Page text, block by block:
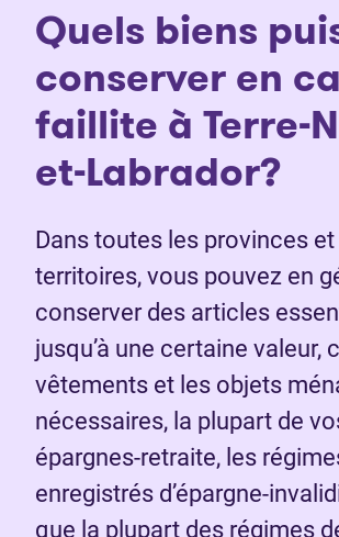
Quels biens
conserver en
faillite à Terre-
et-Labrador?
Dans toutes les provinces
territoires, vous pouvez en
conserver des articles
jusqu’à une certaine valeur,
vêtements et les objets
nécessaires, la plupart de
épargnes-retraite, les
enregistrés d’épargne-
que la plupart des régimes